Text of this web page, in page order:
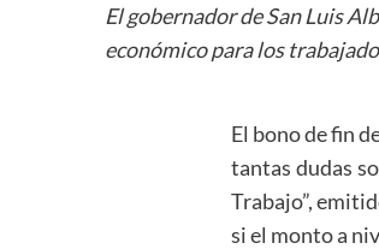
El gobernador de San Luis
económico para los
El bono de fin
tantas dudas
Trabajo”,
si el monto a